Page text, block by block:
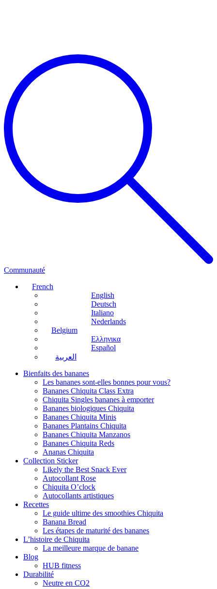
Communauté
French
English
Deutsch
Italiano
Nederlands
Belgium
Ελληνικα
Español
العربية
Bienfaits des bananes
Les bananes sont-elles bonnes pour vous?
Bananes Chiquita Class Extra
Chiquita Singles bananes à emporter
Bananes biologiques Chiquita
Bananes Chiquita Minis
Bananes Plantains Chiquita
Bananes Chiquita Manzanos
Bananes Chiquita Reds
Ananas Chiquita
Collection Sticker
Likely the Best Snack Ever
Autocollant Rose
Chiquita O’clock
Autocollants artistiques
Recettes
Le guide ultime des smoothies Chiquita
Banana Bread
Les étapes de maturité des bananes
L’histoire de Chiquita
La meilleure marque de banane
Blog
HUB fitness
Durabilité
Neutre en CO2